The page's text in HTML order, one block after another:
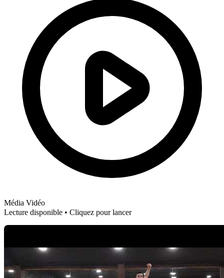
Média Vidéo
Lecture disponible • Cliquez pour lancer